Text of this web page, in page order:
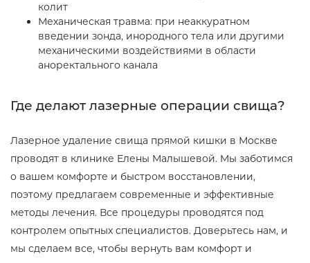
колит
Механическая травма: при неаккуратном
введении зонда, инородного тела или другими
механическими воздействиями в области
аноректального канала
Где делают лазерные операции свища?
Лазерное удаление свища прямой кишки в Москве
проводят в клинике Елены Малышевой. Мы заботимся
о вашем комфорте и быстром восстановлении,
поэтому предлагаем современные и эффективные
методы лечения. Все процедуры проводятся под
контролем опытных специалистов. Доверьтесь нам, и
мы сделаем все, чтобы вернуть вам комфорт и